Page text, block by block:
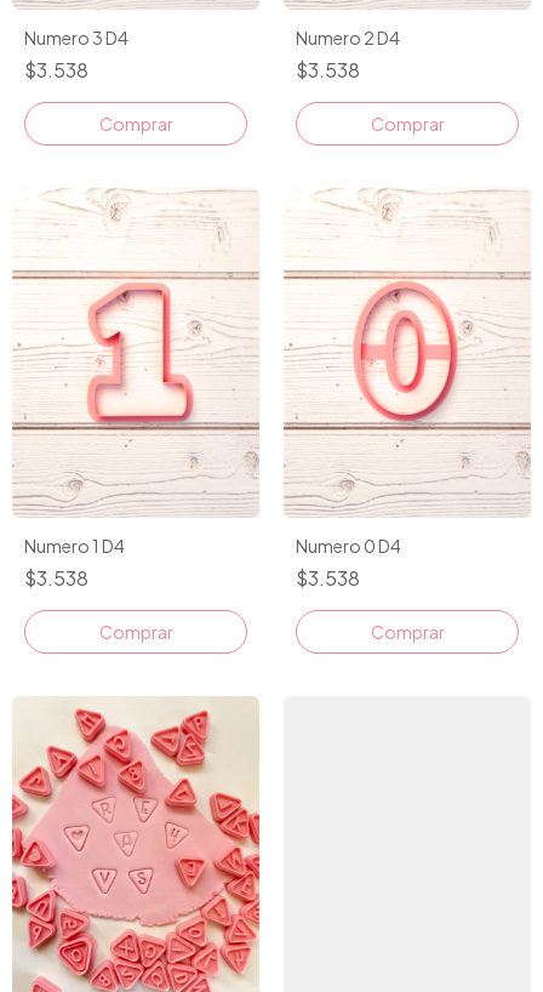
Numero 3 D4
$3.538
Comprar
Numero 2 D4
$3.538
Comprar
Numero 1 D4
$3.538
Comprar
Numero 0 D4
$3.538
Comprar